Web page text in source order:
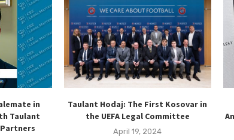
in
Taulant
Taulant Hodaj: The First Kosovar in
the UEFA Legal Committee
April 19, 2024